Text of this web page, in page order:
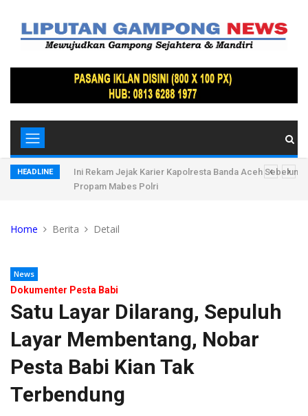
HEADLINE
Ratusan
Ini Rekam Jejak Karier Kapolresta Banda Aceh Sebelum
Propam Mabes Polri
Home Berita Detail
News
Dokumenter Pesta Babi
Satu Layar Dilarang, Sepuluh
Layar Membentang, Nobar
Pesta Babi Kian Tak
Terbendung